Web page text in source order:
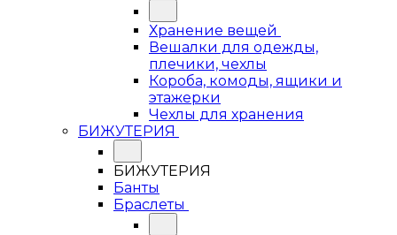
Хранение вещей
Вешалки для одежды,
плечики, чехлы
Короба, комоды, ящики и
этажерки
Чехлы для хранения
БИЖУТЕРИЯ
БИЖУТЕРИЯ
Банты
Браслеты